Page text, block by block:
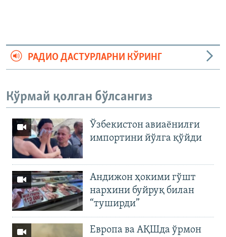
РАДИО ДАСТУРЛАРНИ КЎРИНГ
Кўрмай қолган бўлсангиз
Ўзбекистон авиаёнилғи
импортини йўлга қўйди
Андижон ҳокими гўшт
нархини буйруқ билан
“туширди”
Европа ва АҚШда ўрмон